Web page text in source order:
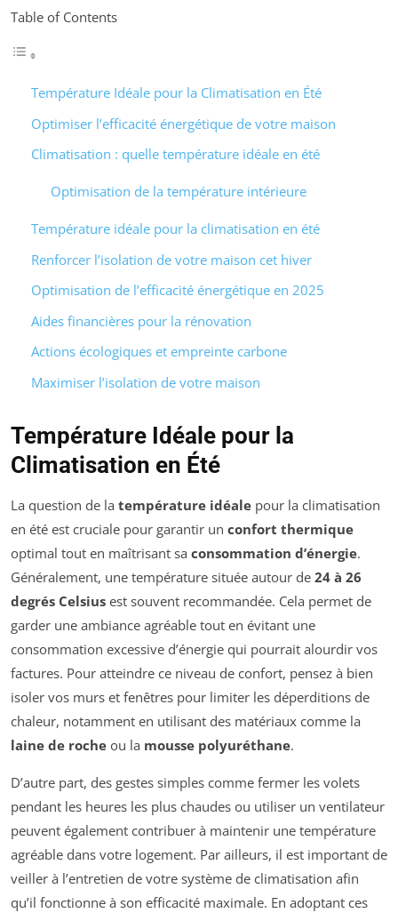
Table of Contents
Température Idéale pour la Climatisation en Été
Optimiser l’efficacité énergétique de votre maison
Climatisation : quelle température idéale en été
Optimisation de la température intérieure
Température idéale pour la climatisation en été
Renforcer l’isolation de votre maison cet hiver
Optimisation de l’efficacité énergétique en 2025
Aides financières pour la rénovation
Actions écologiques et empreinte carbone
Maximiser l’isolation de votre maison
Température Idéale pour la
Climatisation en Été
La question de la température idéale pour la climatisation
en été est cruciale pour garantir un confort thermique
optimal tout en maîtrisant sa consommation d’énergie.
Généralement, une température située autour de 24 à 26
degrés Celsius est souvent recommandée. Cela permet de
garder une ambiance agréable tout en évitant une
consommation excessive d’énergie qui pourrait alourdir vos
factures. Pour atteindre ce niveau de confort, pensez à bien
isoler vos murs et fenêtres pour limiter les déperditions de
chaleur, notamment en utilisant des matériaux comme la
laine de roche ou la mousse polyuréthane.
D’autre part, des gestes simples comme fermer les volets
pendant les heures les plus chaudes ou utiliser un ventilateur
peuvent également contribuer à maintenir une température
agréable dans votre logement. Par ailleurs, il est important de
veiller à l’entretien de votre système de climatisation afin
qu’il fonctionne à son efficacité maximale. En adoptant ces